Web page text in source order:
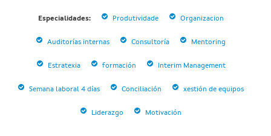
Especialidades: Produtividade Organizacion
Auditorías internas Consultoría Mentoring
Estratexia formación Interim Management
Semana laboral 4 días Conciliación xestión de equipos
Liderazgo Motivación